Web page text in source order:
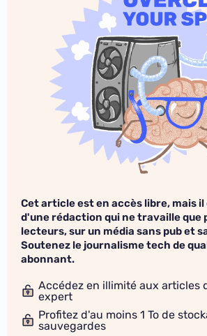
Cet article est en accès libre, mais
d'une rédaction qui ne travaille que
lecteurs, sur un média sans pub et
Soutenez le journalisme tech de
abonnant.
Accédez en illimité aux articles
expert
Profitez d'au moins 1 To de
sauvegardes